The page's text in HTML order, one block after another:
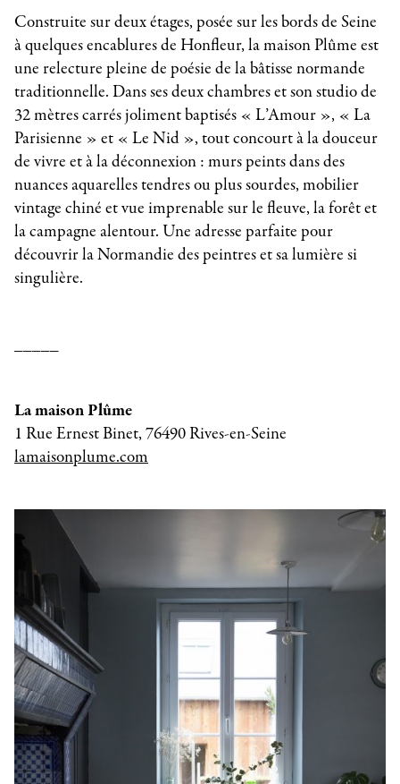
Construite sur deux étages, posée sur les bords de Seine
à quelques encablures de Honfleur, la maison Plûme est
une relecture pleine de poésie de la bâtisse normande
traditionnelle. Dans ses deux chambres et son studio de
32 mètres carrés joliment baptisés « L’Amour », « La
Parisienne » et « Le Nid », tout concourt à la douceur
de vivre et à la déconnexion : murs peints dans des
nuances aquarelles tendres ou plus sourdes, mobilier
vintage chiné et vue imprenable sur le fleuve, la forêt et
la campagne alentour. Une adresse parfaite pour
découvrir la Normandie des peintres et sa lumière si
singulière.
La maison Plûme
1 Rue Ernest Binet, 76490 Rives-en-Seine
lamaisonplume.com